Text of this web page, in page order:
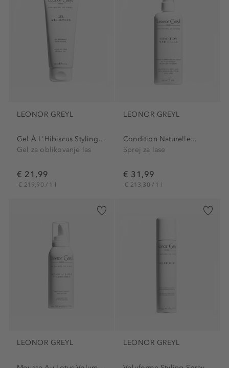
LEONOR GREYL
Gel À L'Hibiscus Styling Gel
Gel za oblikovanje las
€ 21,99
€ 219,90 / 1 l
LEONOR GREYL
Condition Naturelle...
Sprej za lase
€ 31,99
€ 213,30 / 1 l
LEONOR GREYL LEONOR GREYL